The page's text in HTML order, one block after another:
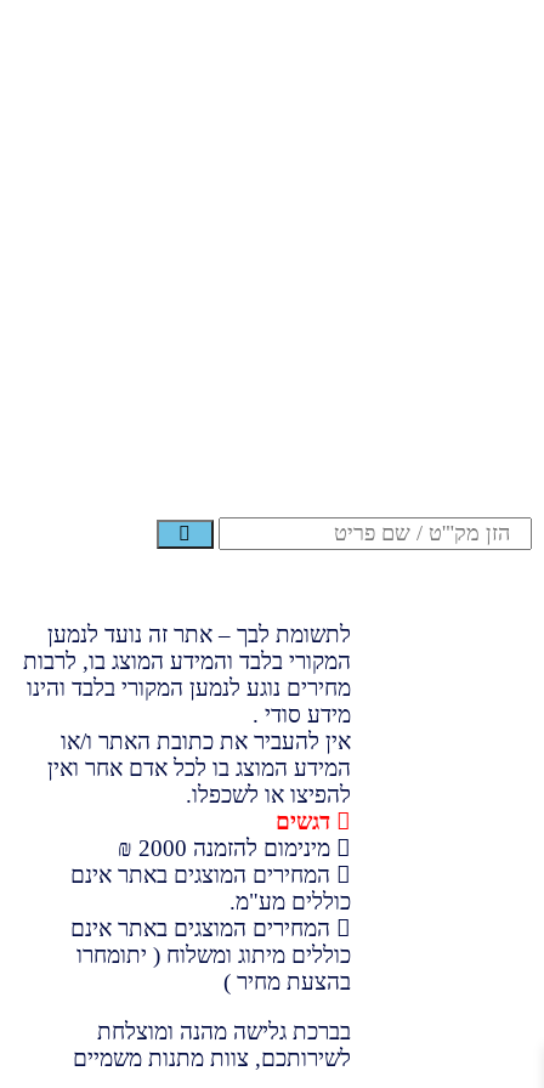
לתשומת לבך – אתר זה נועד לנמען
המקורי בלבד והמידע המוצג בו, לרבות
מחירים נוגע לנמען המקורי בלבד והינו
מידע סודי .
אין להעביר את כתובת האתר ו/או
המידע המוצג בו לכל אדם אחר ואין
להפיצו או לשכפלו.
דגשים
מינימום להזמנה 2000 ₪
המחירים המוצגים באתר אינם
כוללים מע"מ.
המחירים המוצגים באתר אינם
כוללים מיתוג ומשלוח ( יתומחרו
בהצעת מחיר )
בברכת גלישה מהנה ומוצלחת
לשירותכם, צוות מתנות משמיים